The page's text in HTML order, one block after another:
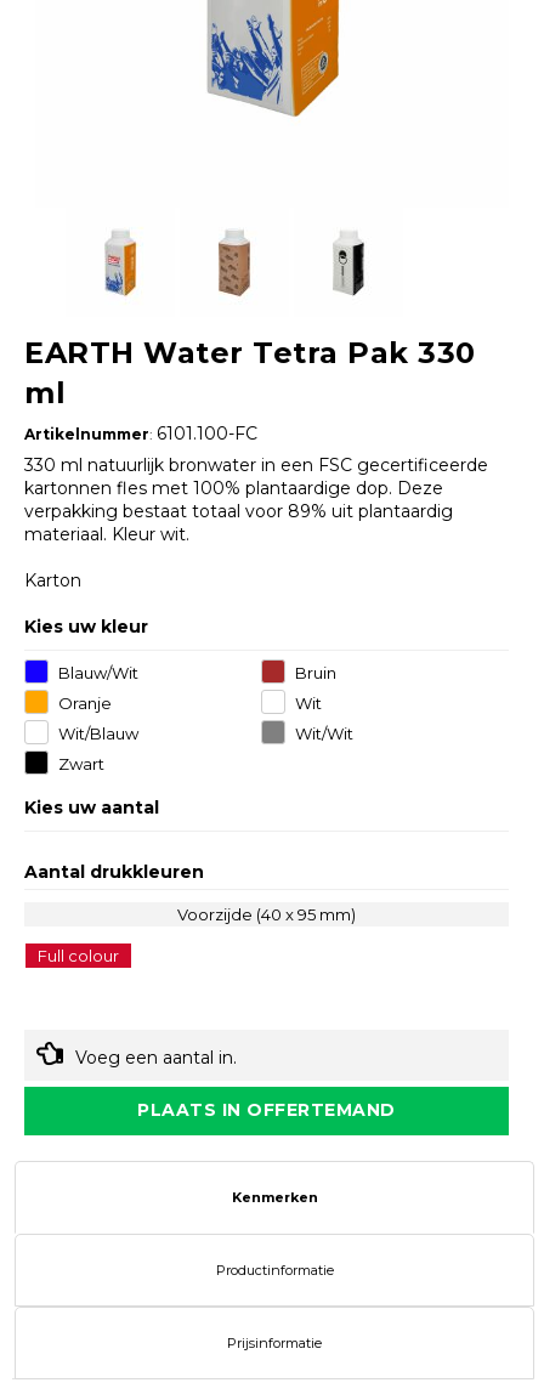
EARTH Water Tetra Pak 330
ml
Artikelnummer: 6101.100-FC
330 ml natuurlijk bronwater in een FSC gecertificeerde
kartonnen fles met 100% plantaardige dop. Deze
verpakking bestaat totaal voor 89% uit plantaardig
materiaal. Kleur wit.
Karton
Kies uw kleur
Blauw/Wit
Bruin
Oranje
Wit
Wit/Blauw
Wit/Wit
Zwart
Kies uw aantal
Aantal drukkleuren
Voorzijde (40 x 95 mm)
Full colour
Voeg een aantal in.
PLAATS IN OFFERTEMAND
Kenmerken
Productinformatie
Prijsinformatie